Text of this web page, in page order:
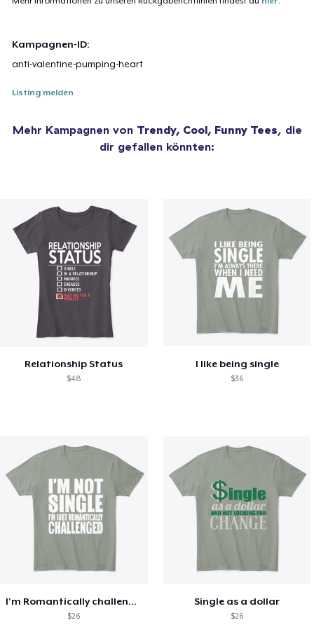
Kampagnen-ID:
anti-valentine-pumping-heart
Listing melden
Mehr Kampagnen von Trendy, Cool, Funny Tees, die
dir gefallen könnten:
Relationship Status
$48
I like being single
$36
I'm Romantically challenged
$26
Single as a dollar
$26